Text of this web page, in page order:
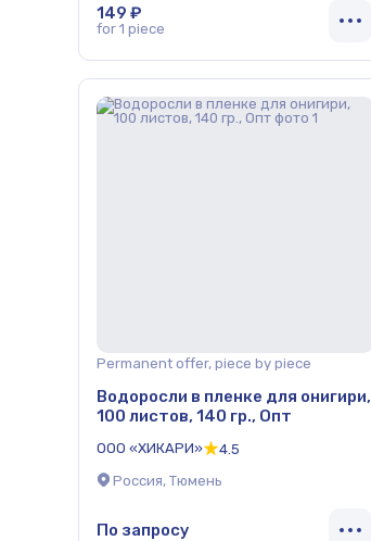
149 ₽
for 1 piece
Permanent offer, piece by piece
Водоросли в пленке для онигири,
100 листов, 140 гр., Опт
ООО «ХИКАРИ»
4.5
Россия, Тюмень
По запросу